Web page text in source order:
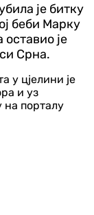
је битку
беби Марку
је
Срна.
у цјелини је
и уз
на порталу